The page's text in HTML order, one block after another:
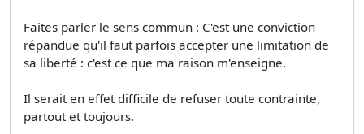
Faites parler le sens commun : C'est une conviction
répandue qu'il faut parfois accepter une limitation de
sa liberté : c'est ce que ma raison m'enseigne.
Il serait en effet difficile de refuser toute contrainte,
partout et toujours.